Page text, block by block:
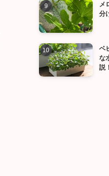
メ
分
ベ
な
説！